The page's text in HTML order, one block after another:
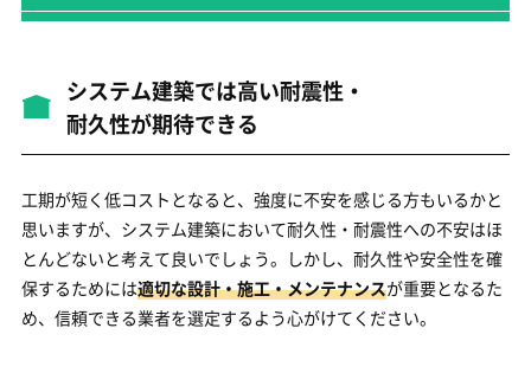
システム建築では高い耐震性・
耐久性が期待できる
工期が短く低コストとなると、強度に不安を感じる方もいるかと
思いますが、システム建築において耐久性・耐震性への不安はほ
とんどないと考えて良いでしょう。しかし、耐久性や安全性を確
保するためには適切な設計・施工・メンテナンスが重要となるた
め、信頼できる業者を選定するよう心がけてください。